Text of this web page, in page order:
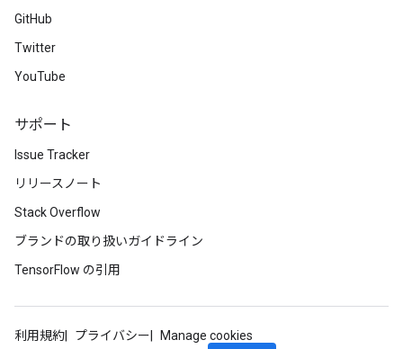
GitHub
Twitter
YouTube
サポート
Issue Tracker
リリースノート
Stack Overflow
ブランドの取り扱いガイドライン
TensorFlow の引用
利用規約 プライバシー
Manage cookies